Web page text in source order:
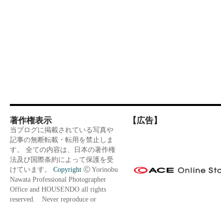
著作権表示
当ブログに掲載されている写真や
記事の無断転載・転用を禁止しま
す。 全ての内容は、日本の著作権
法及び国際条約によって保護を受
けています。 Copyright Ⓒ Yorinobu
Nawata Professional Photographer
Office and HOUSENDO all rights
reserved. Never reproduce or
【広告】